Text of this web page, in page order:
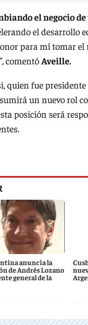
el negocio
el desarrollo
para mí tomar
comentóAveille.
quien fue
un nuevo rol
posición será
anuncia la
de Andrés Lozano
general de la